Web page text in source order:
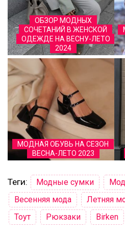
ОБЗОР МОДНЫХ
СОЧЕТАНИЙ В ЖЕНСКОЙ
ОДЕЖДЕ НА ВЕСНУ-ЛЕТО
2024
МОДНАЯ ОБУВЬ НА СЕЗОН
ВЕСНА-ЛЕТО 2023
Теги: Модные сумки
Весенняя мода
Летняя
Тоут
Рюкзаки Birken